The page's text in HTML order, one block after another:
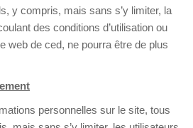
y compris, mais sans s’y limiter, la
des conditions d’utilisation ou
web de ced, ne pourra être de plus
personnelles sur le site, tous